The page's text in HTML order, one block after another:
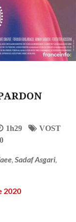
1h29
VOST
, Sadaf Asgari,
2020